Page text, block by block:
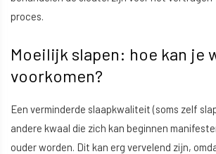
proces.
Moeilijk slapen: hoe kan je
voorkomen?
Een verminderde slaapkwaliteit (soms zelf
andere kwaal die zich kan beginnen
ouder worden. Dit kan erg vervelend zijn,